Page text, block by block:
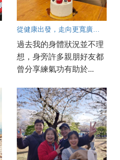
過去我的身體狀況並不理
想，身旁許多親朋好友都
曾分享練氣功有助於...